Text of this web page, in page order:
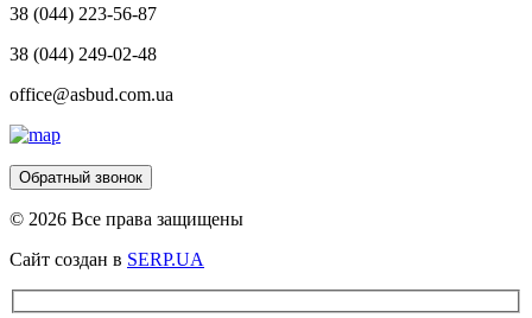
38 (044) 223-56-87
38 (044) 249-02-48
office@asbud.com.ua
Обратный звонок
© 2026 Все права защищены
Сайт создан в SERP.UA